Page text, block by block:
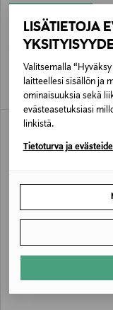
LISÄTIETOJA
Valitsemalla
laitteellesi sisällön ja
ominaisuuksia sekä
evästeasetuksiasi
linkistä.
Tietoturva ja
BIRKMANN
Original Price
18,90 €
ALE –60%
IITTALA